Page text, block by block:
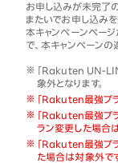
お申し込みが未完了の
またいでお申し込み
本キャンペーンページ
で、本キャンペーンの
「Rakuten UN-
象外となります。
「Rakuten最強プラ
「Rakuten最強プ
ラン変更した場合
「Rakuten最強プ
た場合は対象外で